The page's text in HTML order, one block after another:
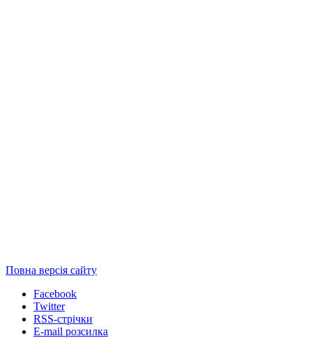
Повна версія сайту
Facebook
Twitter
RSS-стрічки
E-mail розсилка